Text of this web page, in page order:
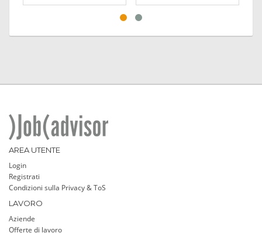
AREA UTENTE
Login
Registrati
Condizioni sulla Privacy & ToS
LAVORO
Aziende
Offerte di lavoro